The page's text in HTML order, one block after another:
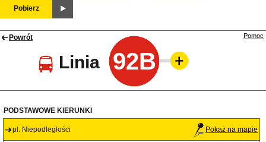
Pobierz
Powrót
Linia 92B
Pomoc
PODSTAWOWE KIERUNKI
pl. Niepodległości Pokaż na mapie